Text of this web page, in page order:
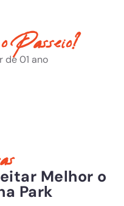
Passeio?
de 01 ano
Melhor o
Park